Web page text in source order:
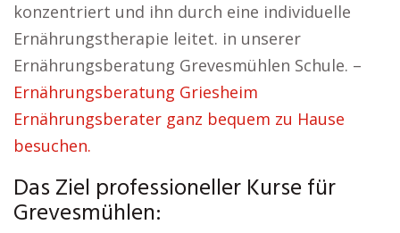
konzentriert und ihn durch eine individuelle
Ernährungstherapie leitet. in unserer
Ernährungsberatung Grevesmühlen Schule. –
Ernährungsberatung Griesheim
Ernährungsberater ganz bequem zu Hause
besuchen.
Das Ziel professioneller Kurse für
Grevesmühlen: